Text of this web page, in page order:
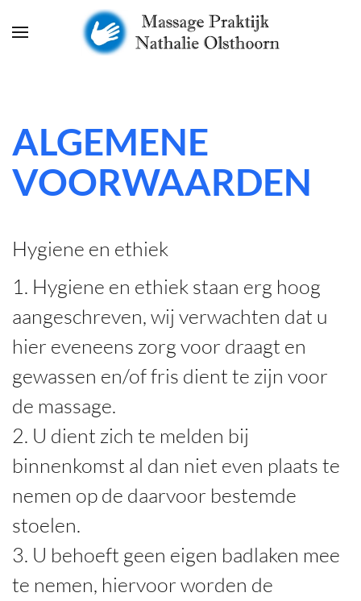
Skip to main content
ALGEMENE
VOORWAARDEN
Hygiene en ethiek
1. Hygiene en ethiek staan erg hoog
aangeschreven, wij verwachten dat u
hier eveneens zorg voor draagt en
gewassen en/of fris dient te zijn voor
de massage.
2. U dient zich te melden bij
binnenkomst al dan niet even plaats te
nemen op de daarvoor bestemde
stoelen.
3. U behoeft geen eigen badlaken mee
te nemen, hiervoor worden de